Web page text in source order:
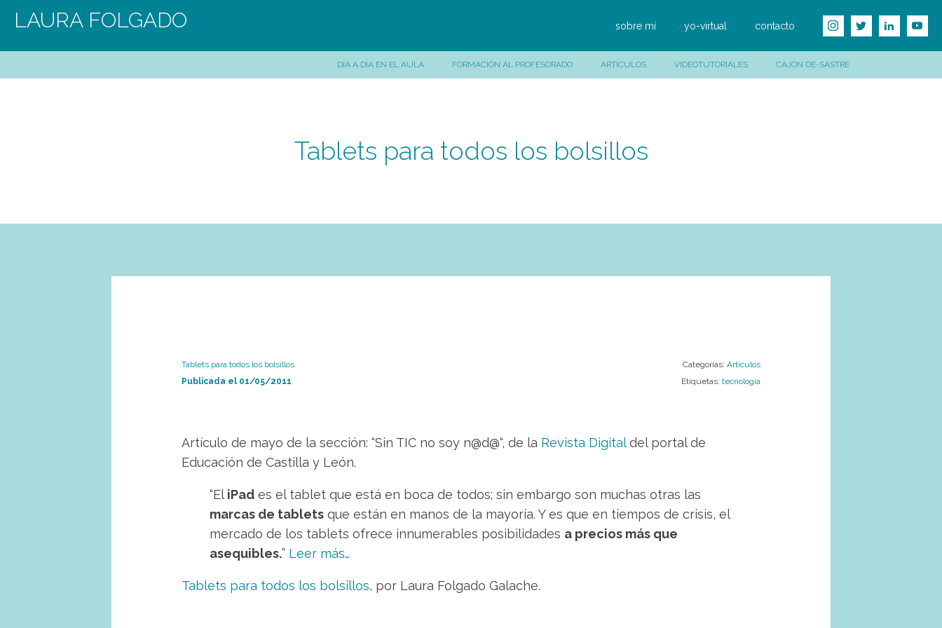
LAURA FOLGADO sobre mí yo-virtual contacto
DÍA A DÍA EN EL AULA FORMACIÓN AL PROFESORADO ARTÍCULOS VIDEOTUTORIALES CAJÓN DE-SASTRE
Tablets para todos los bolsillos
Tablets para todos los bolsillos
Publicada el 01/05/2011
Categorías: Artículos
Etiquetas: tecnología
Artículo de mayo de la sección: “Sin TIC no soy n@d@“, de la Revista Digitaldel portal de
Educación de Castilla y León.
“El iPad es el tablet que está en boca de todos; sin embargo son muchas otras las
marcas de tablets que están en manos de la mayoría. Y es que en tiempos de crisis, el
mercado de los tablets ofrece innumerables posibilidades a precios más que
asequibles.” Leer más…
Tablets para todos los bolsillos, por Laura Folgado Galache.